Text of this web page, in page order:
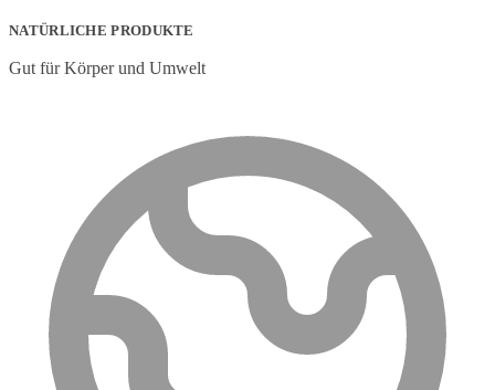
NATÜRLICHE PRODUKTE
Gut für Körper und Umwelt